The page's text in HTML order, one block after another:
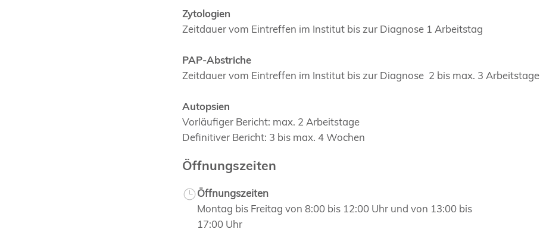
Zytologien
Zeitdauer vom Eintreffen im Institut bis zur Diagnose 1 Arbeitstag
PAP-Abstriche
Zeitdauer vom Eintreffen im Institut bis zur Diagnose 2 bis max. 3 Arbeitstage
Autopsien
Vorläufiger Bericht: max. 2 Arbeitstage
Definitiver Bericht: 3 bis max. 4 Wochen
Öffnungszeiten
Öffnungszeiten
Montag bis Freitag von 8:00 bis 12:00 Uhr und von 13:00 bis
17:00 Uhr